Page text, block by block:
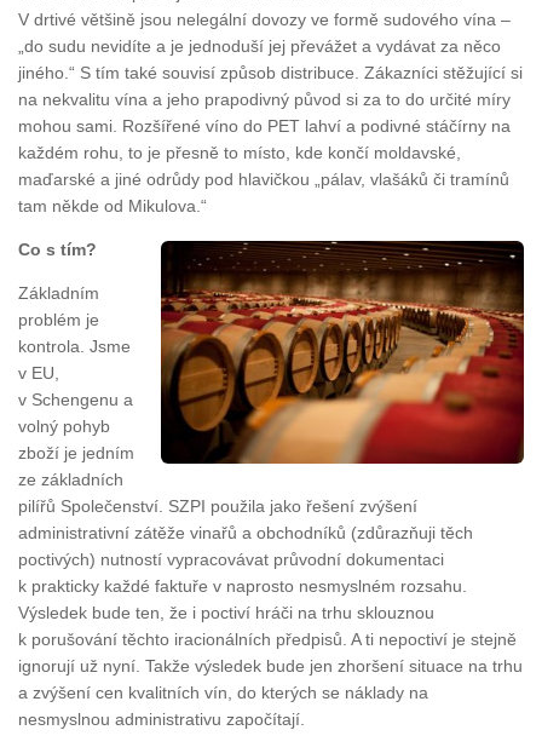
V drtivé většině jsou nelegální dovozy ve formě sudového vína –
„do sudu nevidíte a je jednoduší jej převážet a vydávat za něco
jiného.“ S tím také souvisí způsob distribuce. Zákazníci stěžující si
na nekvalitu vína a jeho prapodivný původ si za to do určité míry
mohou sami. Rozšířené víno do PET lahví a podivné stáčírny na
každém rohu, to je přesně to místo, kde končí moldavské,
maďarské a jiné odrůdy pod hlavičkou „pálav, vlašáků či tramínů
tam někde od Mikulova.“
Co s tím?
Základním
problém je
kontrola. Jsme
v EU,
v Schengenu a
volný pohyb
zboží je jedním
ze základních
pilířů Společenství. SZPI použila jako řešení zvýšení
administrativní zátěže vinařů a obchodníků (zdůrazňuji těch
poctivých) nutností vypracovávat průvodní dokumentaci
k prakticky každé faktuře v naprosto nesmyslném rozsahu.
Výsledek bude ten, že i poctiví hráči na trhu sklouznou
k porušování těchto iracionálních předpisů. A ti nepoctiví je stejně
ignorují už nyní. Takže výsledek bude jen zhoršení situace na trhu
a zvýšení cen kvalitních vín, do kterých se náklady na
nesmyslnou administrativu započítají.